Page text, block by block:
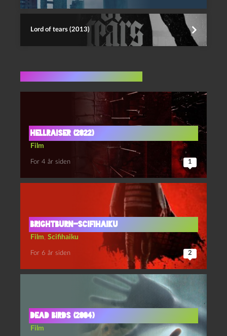
Lord of tears (2013)
Hellraiser (2022)
Film
For 4 år siden 1
Brightburn-scifihaiku
Film, Scifihaiku
For 6 år siden 2
Dead birds (2004)
Film